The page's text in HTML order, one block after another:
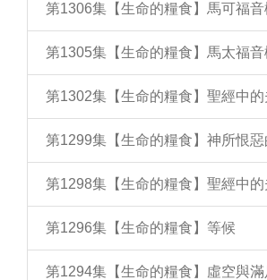
第1306集【生命的糧食】馬可福音
第1305集【生命的糧食】馬太福音
第1302集【生命的糧食】聖經中
第1299集【生命的糧食】神所恨惡
第1298集【生命的糧食】聖經中
第1296集【生命的糧食】等候
第1294集【生命的糧食】虛空與滿